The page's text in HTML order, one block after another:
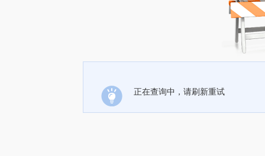
正在查询中，请刷新重试